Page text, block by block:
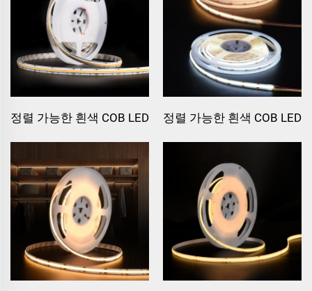
정렬 가능한 흰색 COB LED
스트립 라이트 1008 칩
정렬 가능한 흰색 COB LED
스트립 608 칩